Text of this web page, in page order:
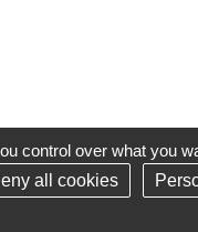
control over what you
all cookies